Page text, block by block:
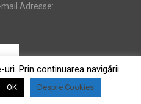
Adresse:
Prin continuarea navigării
OK Despre Cookies